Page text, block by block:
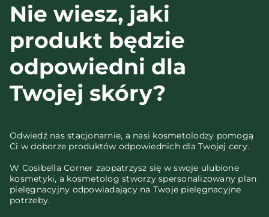
Nie wiesz, jaki
produkt będzie
odpowiedni dla
Twojej skóry?
Odwiedź nas stacjonarnie, a nasi kosmetolodzy pomogą
Ci w doborze produktów odpowiednich dla Twojej cery.
W Cosibella Corner zaopatrzysz się w swoje ulubione
kosmetyki, a kosmetolog stworzy spersonalizowany plan
pielęgnacyjny odpowiadający na Twoje pielęgnacyjne
potrzeby.